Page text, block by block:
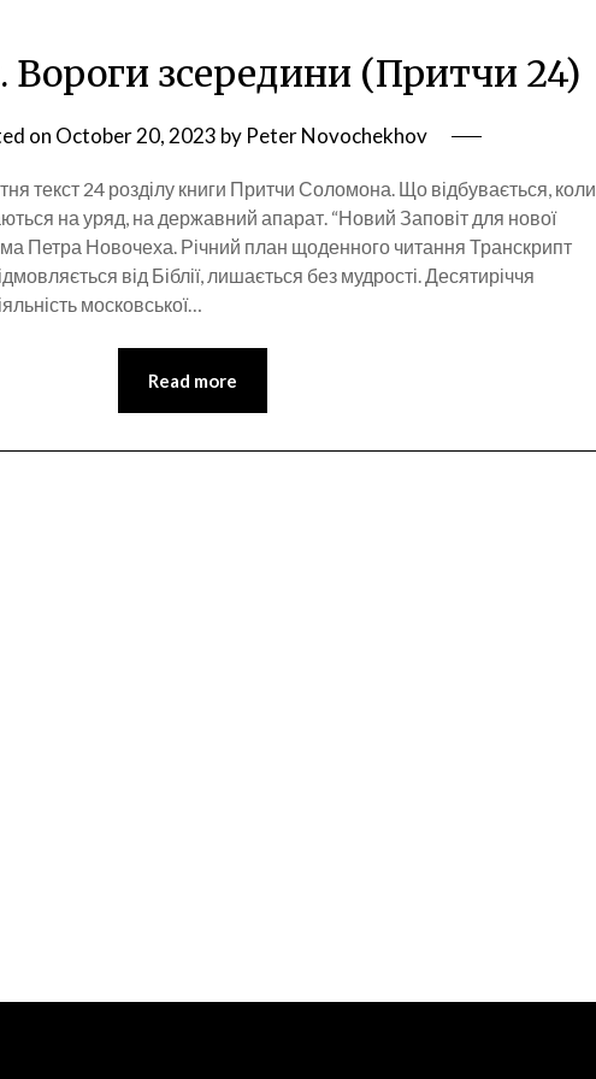
Вороги зсередини (Притчи 24)
on October 20, 2023 by Peter Novochekhov
текст 24 розділу книги Притчи Соломона. Що відбувається, коли
на уряд, на державний апарат. “Новий Заповіт для нової
Петра Новочеха. Річний план щоденного читання Транскрипт
від Біблії, лишається без мудрості. Десятиріччя
московської…
Read more